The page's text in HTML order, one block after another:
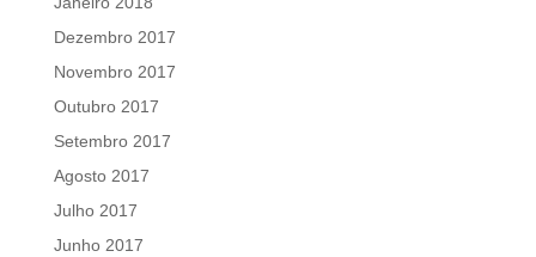
Dezembro 2017
Novembro 2017
Outubro 2017
Setembro 2017
Agosto 2017
Julho 2017
Junho 2017